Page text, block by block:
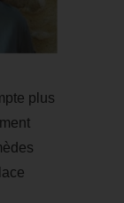
plus